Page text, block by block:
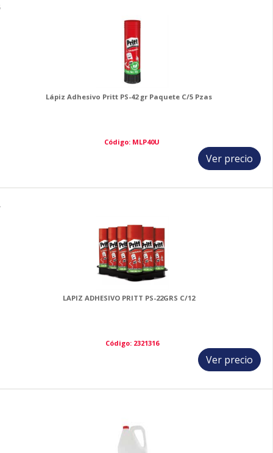
Lápiz Adhesivo Pritt PS-42 gr Paquete C/5 Pzas
Código: MLP40U
Ver precio
LAPIZ ADHESIVO PRITT PS-22GRS C/12
Código: 2321316
Ver precio